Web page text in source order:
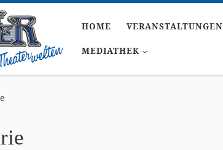
HOME VERANSTALTUNGEN
MEDIATHEK